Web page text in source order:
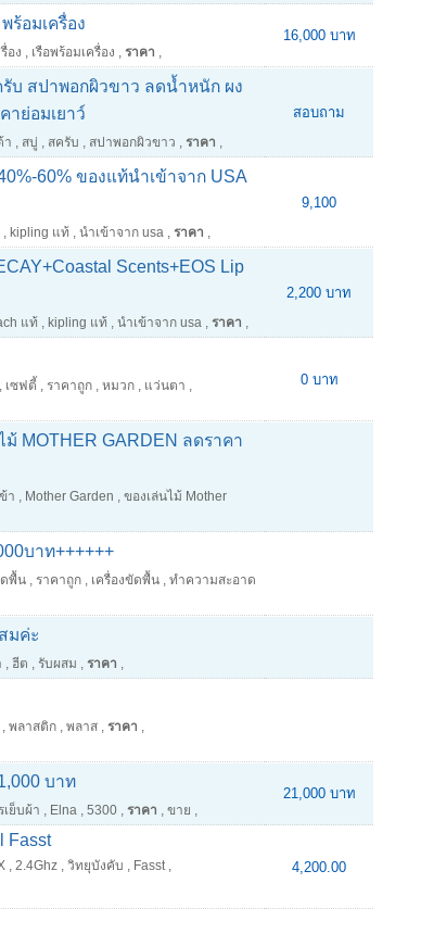
ร้อมเครื่อง
อง , เรือพร้อมเครื่อง , ราคา ,
16,000 บาท
บ สปาพอกผิวขาว ลดน้ำหนัก ผง
าย่อมเยาว์
า , สบู่ , สครับ , สปาพอกผิวขาว , ราคา ,
สอบถาม
60% ของแท้นำเข้าจาก USA
, kipling แท้ , นำเข้าจาก usa , ราคา ,
9,100
Scents+EOS Lip
แท้ , kipling แท้ , นำเข้าจาก usa , ราคา ,
2,200 บาท
, เซฟตี้ , ราคาถูก , หมวก , แว่นตา , 0 บาท
MOTHER GARDEN ลดราคา
า , Mother Garden , ของเล่นไม้ Mother
บาท++++++
ดพื้น , ราคาถูก , เครื่องขัดพื้น , ทำความสะอาด
มค่ะ
, ฮีต , รับผสม , ราคา ,
, พลาสติก , พลาส , ราคา ,
บาท
เย็บผ้า , Elna , 5300 , ราคา , ขาย ,
21,000 บาท
Fasst
, 2.4Ghz , วิทยุบังคับ , Fasst, 4,200.00